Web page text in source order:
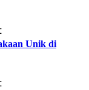
Unik di